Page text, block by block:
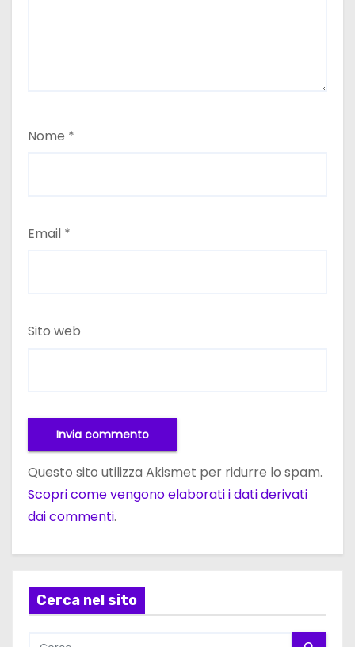
Nome *
Email *
Sito web
Questo sito utilizza Akismet per ridurre lo spam.
Scopri come vengono elaborati i dati derivati
dai commenti.
Cerca nel sito